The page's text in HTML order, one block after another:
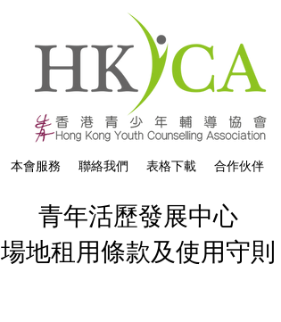
本會服務 聯絡我們 表格下載 合作伙伴
青年活歷發展中心
場地租用條款及使用守則